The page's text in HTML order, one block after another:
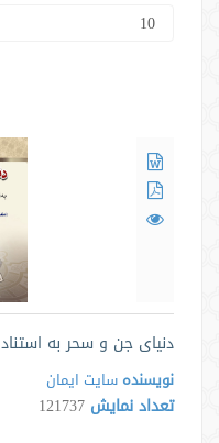
دنیای جن و سحر به
نویسنده سايت ايمان
تعداد نمایش 121737